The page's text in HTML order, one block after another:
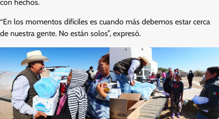
con hechos.
“En los momentos difíciles es cuando más debemos estar cerca
de nuestra gente. No están solos”, expresó.